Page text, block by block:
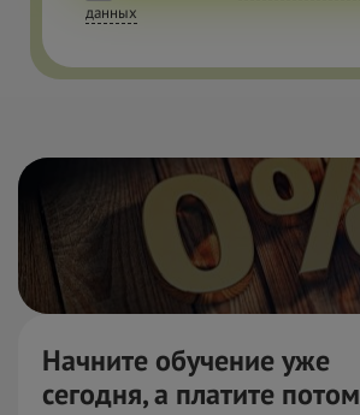
данных
Начните обучение уже
сегодня,а платите потом